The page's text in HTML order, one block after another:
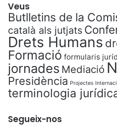
a
p
a
c
i
t
a
t
Veus
Butlletins de la
català als jutjats
Drets Humans
Formació formularis
jornades Mediació
Presidència Projectes
terminologia
Segueix-nos